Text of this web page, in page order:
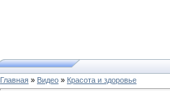
Главная » Видео » Красота и здоровье